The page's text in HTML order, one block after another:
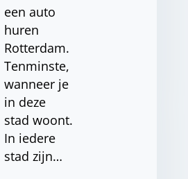
een auto
huren
Rotterdam.
Tenminste,
wanneer je
in deze
stad woont.
In iedere
stad zijn…